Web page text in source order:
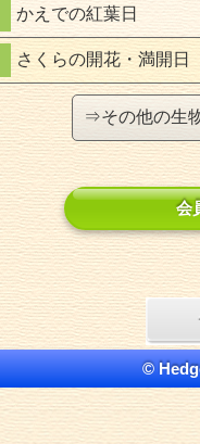
かえでの紅葉日
さくらの開花・満開日
⇒その他の生
会
©